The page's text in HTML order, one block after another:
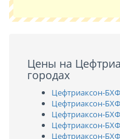
Цены на
городах
Цефтриаксон-
Цефтриаксон-
Цефтриаксон-
Цефтриаксон-
Цефтриаксон-